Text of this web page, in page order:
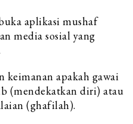
aplikasi mushaf
media sosial yang
keimanan apakah gawai
(mendekatkan diri) atau
(ghafilah).